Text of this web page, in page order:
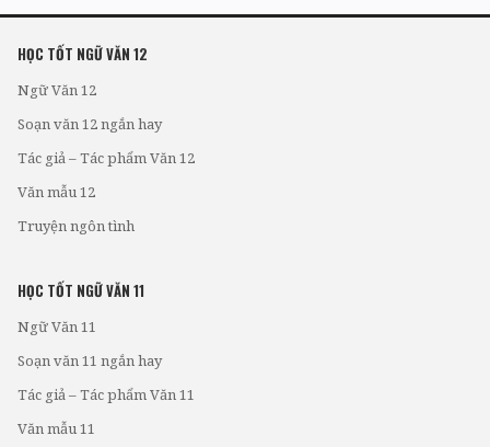
HỌC TỐT NGỮ VĂN 12
Ngữ Văn 12
Soạn văn 12 ngắn hay
Tác giả – Tác phẩm Văn 12
Văn mẫu 12
Truyện ngôn tình
HỌC TỐT NGỮ VĂN 11
Ngữ Văn 11
Soạn văn 11 ngắn hay
Tác giả – Tác phẩm Văn 11
Văn mẫu 11